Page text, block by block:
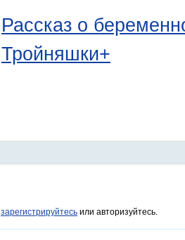
Рассказ о
Тройняшки+
зарегистрируйтесь или авторизуйтесь.